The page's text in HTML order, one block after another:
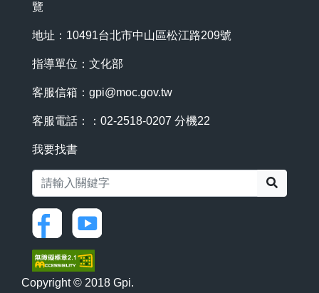
覽
地址：10491台北市中山區松江路209號
指導單位：文化部
客服信箱： gpi@moc.gov.tw
客服電話：：02-2518-0207 分機22
我要找書
Copyright © 2018 Gpi.